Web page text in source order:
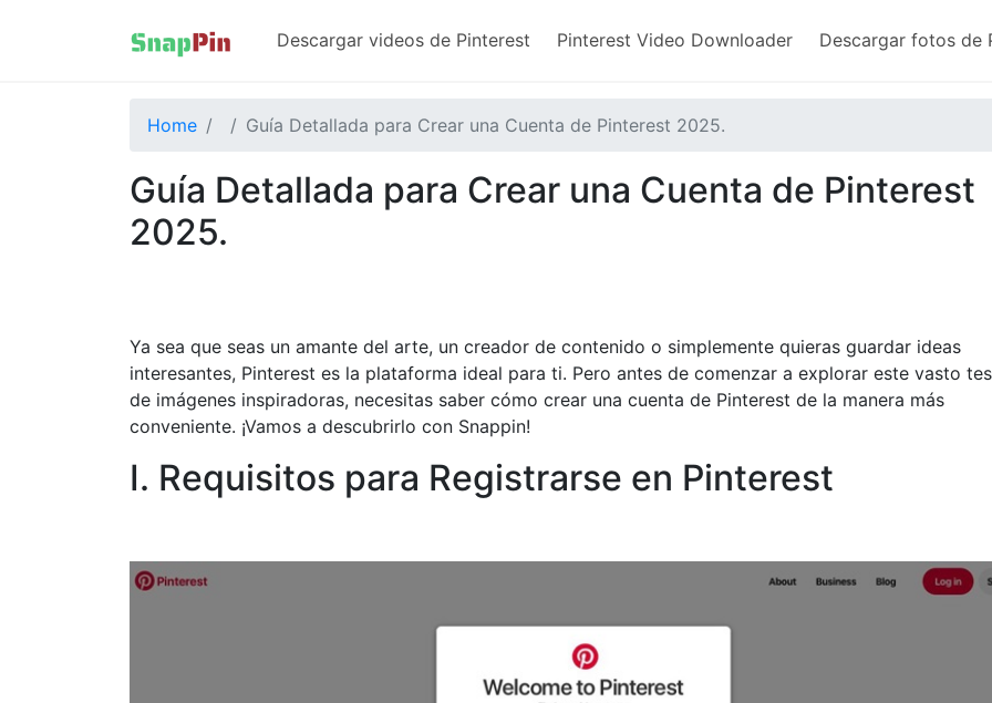
Descargar videos de Pinterest​ Pinterest Video Downloader Descargar fotos de
Home Guía Detallada para Crear una Cuenta de Pinterest 2025.
Guía Detallada para Crear una Cuenta de Pinterest
2025.
Ya sea que seas un amante del arte, un creador de contenido o simplemente quieras guardar ideas
interesantes, Pinterest es la plataforma ideal para ti. Pero antes de comenzar a explorar este vasto
de imágenes inspiradoras, necesitas saber cómo crear una cuenta de Pinterest de la manera más
conveniente. ¡Vamos a descubrirlo con Snappin!
I. Requisitos para Registrarse en Pinterest